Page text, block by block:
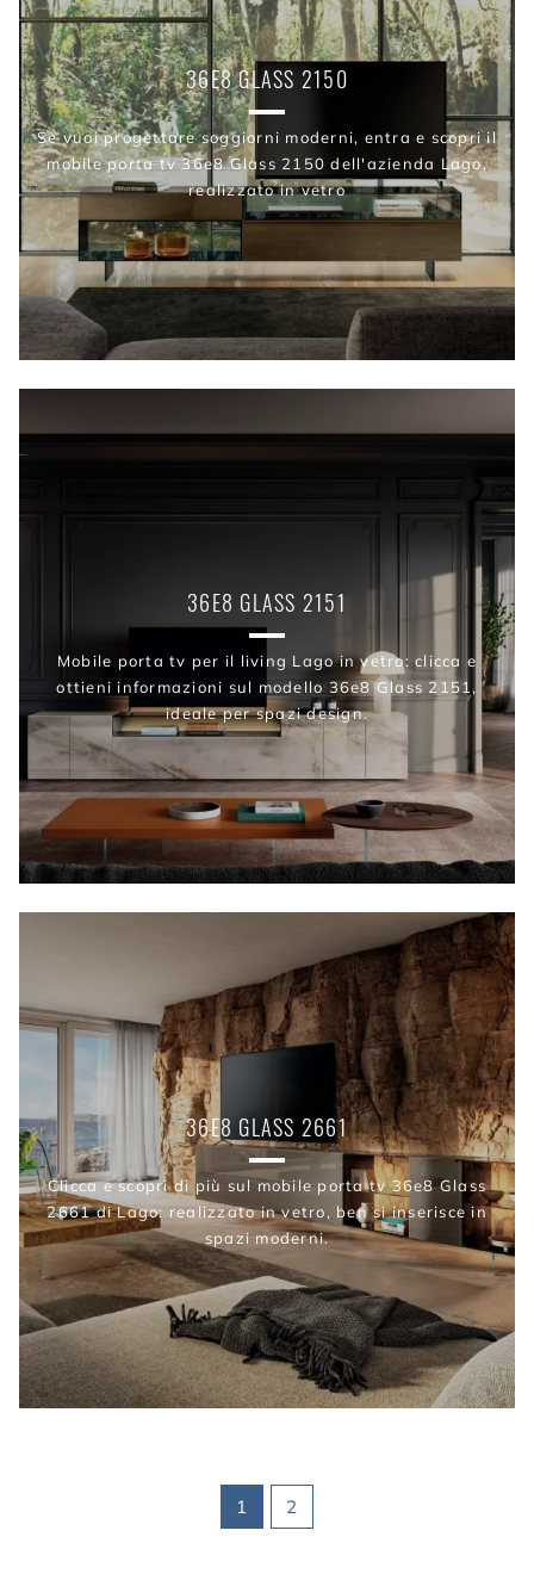
36E8 GLASS 2150
Se vuoi progettare soggiorni moderni, entra e scopri il
mobile porta tv 36e8 Glass 2150 dell'azienda Lago,
realizzato in vetro
36E8 GLASS 2151
Mobile porta tv per il living Lago in vetro: clicca e
ottieni informazioni sul modello 36e8 Glass 2151,
ideale per spazi design.
36E8 GLASS 2661
Clicca e scopri di più sul mobile porta tv 36e8 Glass
2661 di Lago: realizzato in vetro, ben si inserisce in
spazi moderni.
1 2